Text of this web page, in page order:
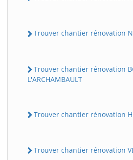
Trouver chantier rénovation
Trouver chantier rénovation
L'ARCHAMBAULT
Trouver chantier rénovation
Trouver chantier rénovation